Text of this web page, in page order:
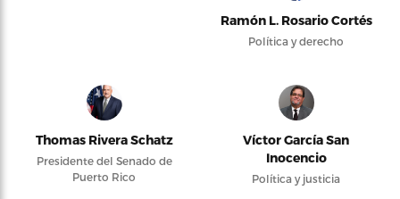
Ramón L. Rosario Cortés
Política y derecho
Thomas Rivera Schatz
Presidente del Senado de
Puerto Rico
Víctor García San
Inocencio
Política y justicia